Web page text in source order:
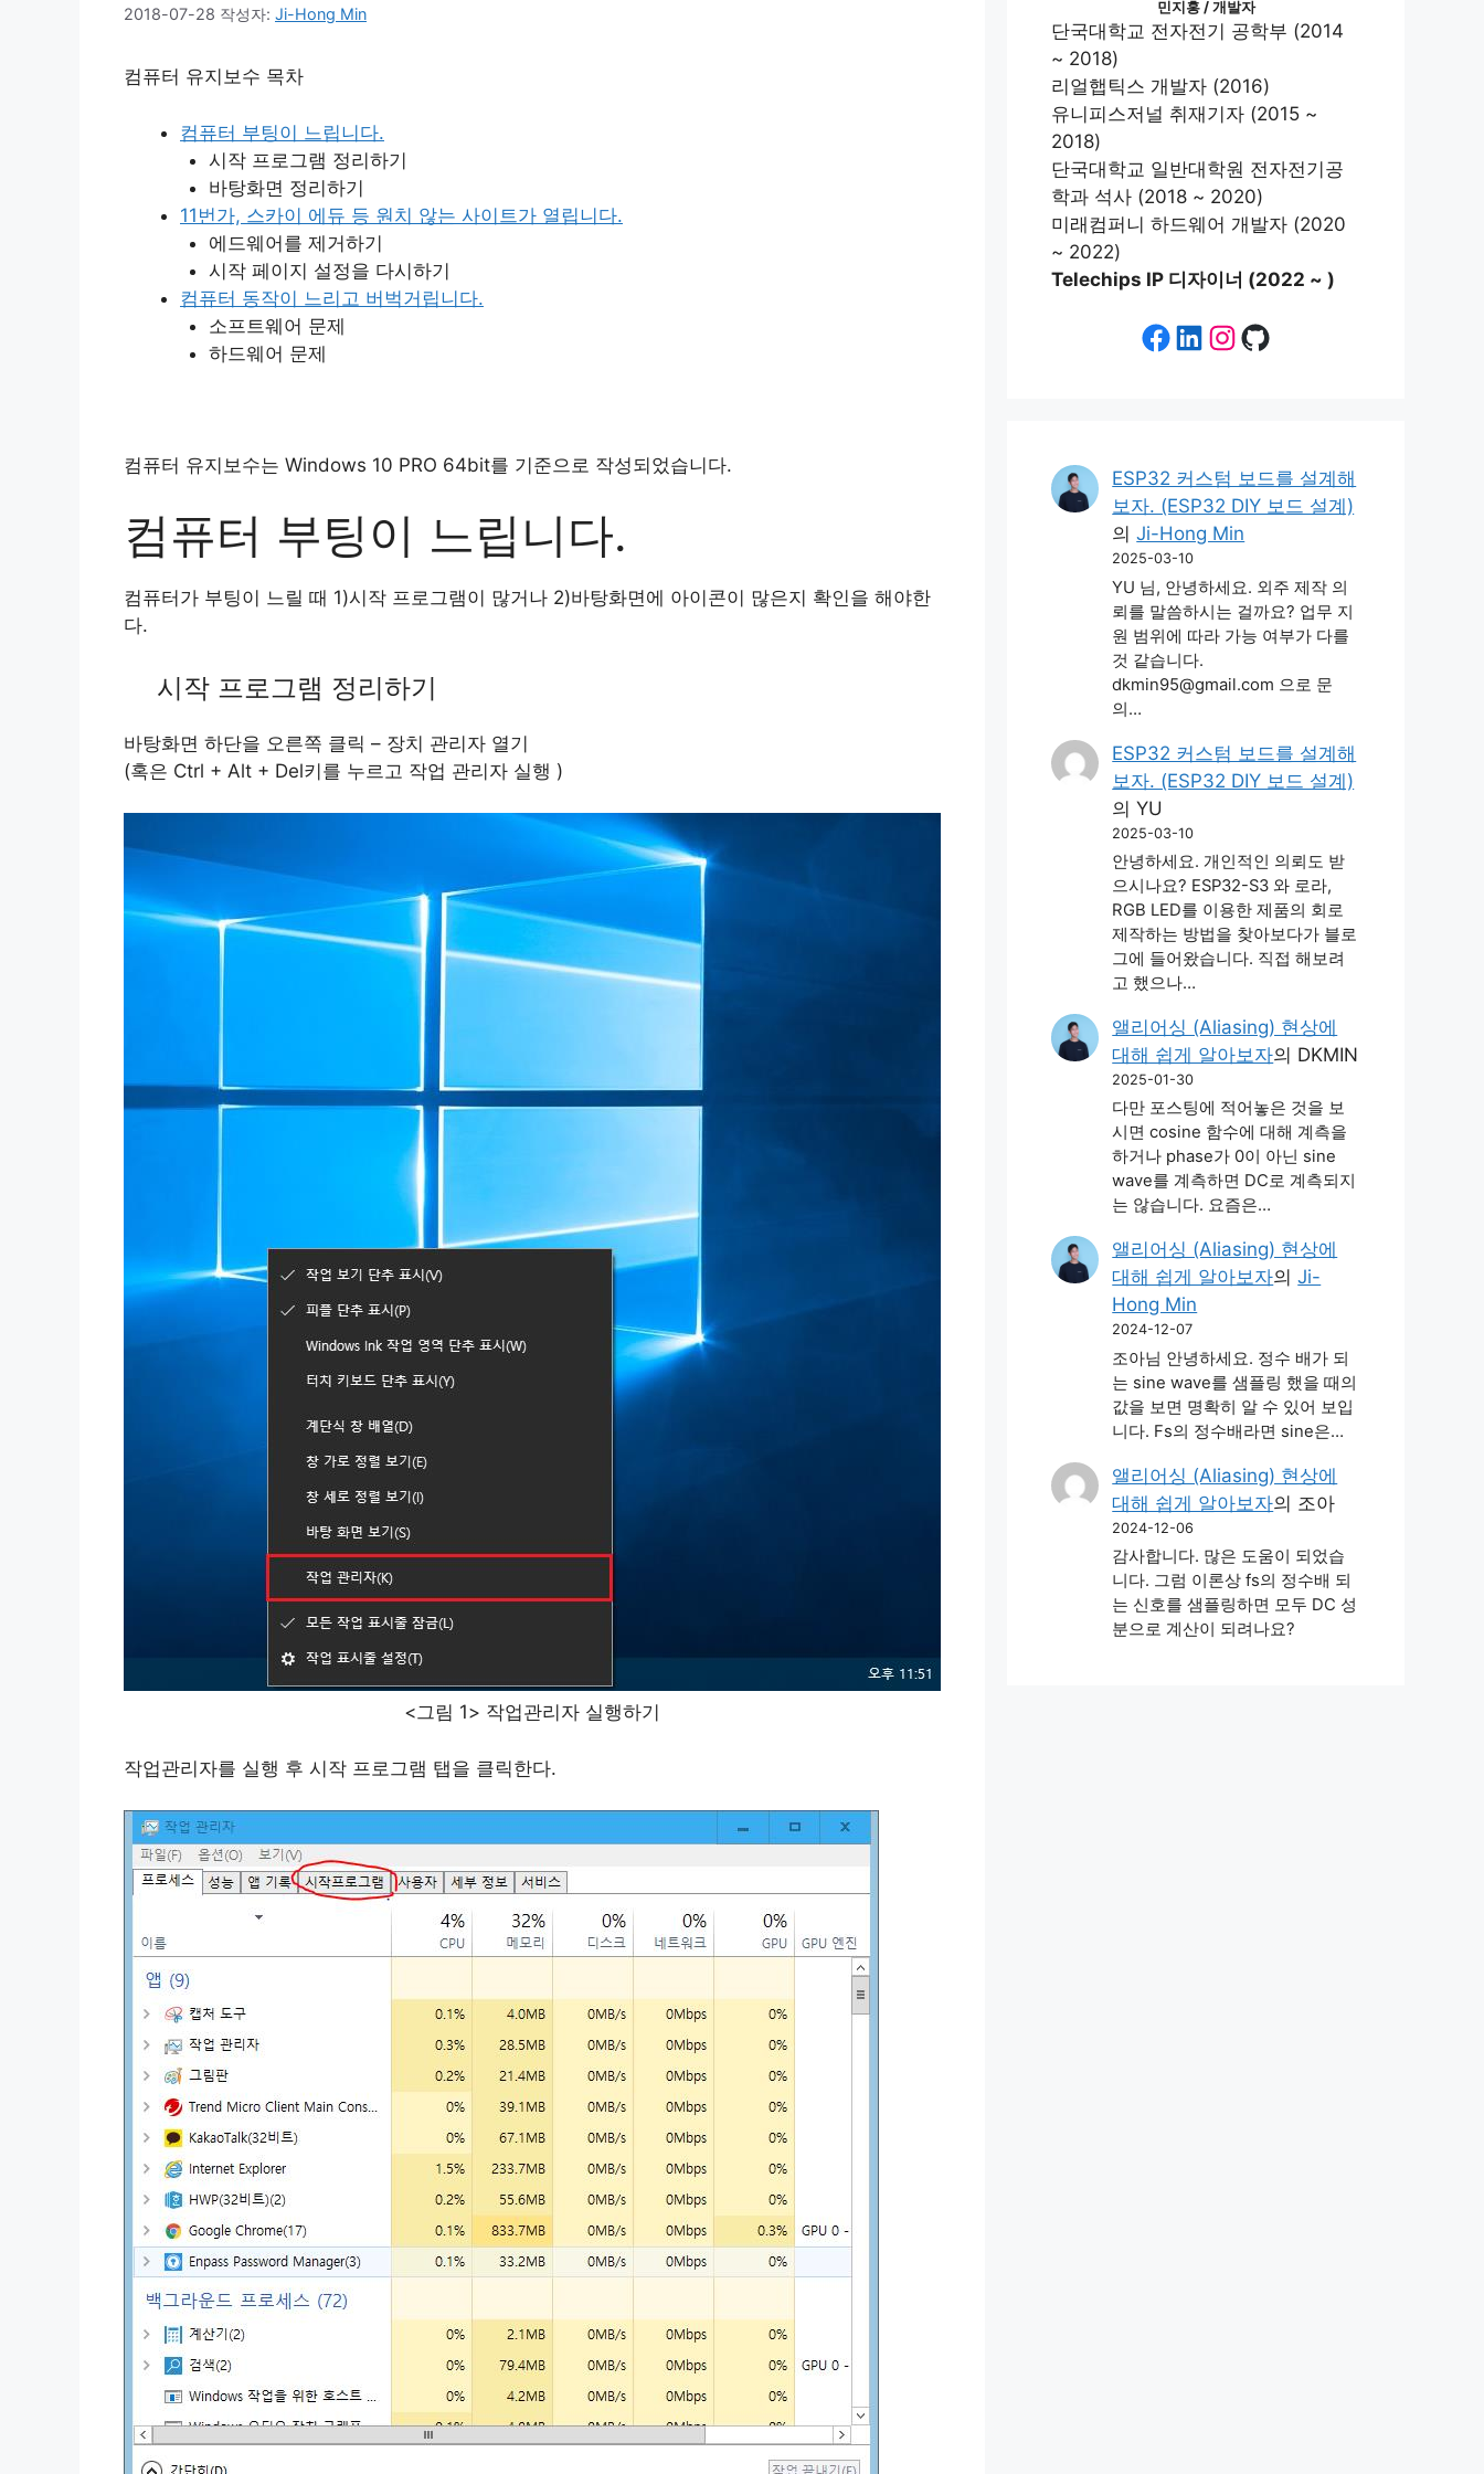
2018-07-28 작성자: Ji-Hong Min
컴퓨터 유지보수 목차
컴퓨터 부팅이 느립니다.
시작 프로그램 정리하기
바탕화면 정리하기
11번가, 스카이 에듀 등 원치 않는 사이트가 열립니다.
에드웨어를 제거하기
시작 페이지 설정을 다시하기
컴퓨터 동작이 느리고 버벅거립니다.
소프트웨어 문제
하드웨어 문제
컴퓨터 유지보수는 Windows 10 PRO 64bit를 기준으로 작성되었습니다.
컴퓨터 부팅이 느립니다.
컴퓨터가 부팅이 느릴 때 1)시작 프로그램이 많거나 2)바탕화면에 아이콘이 많은지 확인을 해야한
다.
시작 프로그램 정리하기
바탕화면 하단을 오른쪽 클릭 – 장치 관리자 열기
(혹은 Ctrl + Alt + Del키를 누르고 작업 관리자 실행 )
<그림 1> 작업관리자 실행하기
작업관리자를 실행 후 시작 프로그램 탭을 클릭한다.
민지홍 / 개발자
단국대학교 전자전기 공학부 (2014
~ 2018)
리얼햅틱스 개발자 (2016)
유니피스저널 취재기자 (2015 ~
2018)
단국대학교 일반대학원 전자전기공
학과 석사 (2018 ~ 2020)
미래컴퍼니 하드웨어 개발자 (2020
~ 2022)
Telechips IP 디자이너 (2022 ~ )
Facebook
LinkedIn
Instagram
GitHub
ESP32 커스텀 보드를 설계해
보자. (ESP32 DIY 보드 설계)
의Ji-Hong Min
2025-03-10
YU 님, 안녕하세요. 외주 제작 의
뢰를 말씀하시는 걸까요? 업무 지
원 범위에 따라 가능 여부가 다를
것 같습니다.
dkmin95@gmail.com 으로 문
의…
ESP32 커스텀 보드를 설계해
보자. (ESP32 DIY 보드 설계)
의YU
2025-03-10
안녕하세요. 개인적인 의뢰도 받
으시나요? ESP32-S3 와 로라,
RGB LED를 이용한 제품의 회로
제작하는 방법을 찾아보다가 블로
그에 들어왔습니다. 직접 해보려
고 했으나…
앨리어싱 (Aliasing) 현상에
대해 쉽게 알아보자의 DKMIN
2025-01-30
다만 포스팅에 적어놓은 것을 보
시면 cosine 함수에 대해 계측을
하거나 phase가 0이 아닌 sine
wave를 계측하면 DC로 계측되지
는 않습니다. 요즘은…
앨리어싱 (Aliasing) 현상에
대해 쉽게 알아보자의Ji-
Hong Min
2024-12-07
조아님 안녕하세요. 정수 배가 되
는 sine wave를 샘플링 했을 때의
값을 보면 명확히 알 수 있어 보입
니다. Fs의 정수배라면 sine은…
앨리어싱 (Aliasing) 현상에
대해 쉽게 알아보자의 조아
2024-12-06
감사합니다. 많은 도움이 되었습
니다. 그럼 이론상 fs의 정수배 되
는 신호를 샘플링하면 모두 DC 성
분으로 계산이 되려나요?